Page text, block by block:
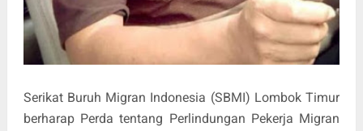
Serikat Buruh Migran Indonesia (SBMI) Lombok Timur
berharap Perda tentang Perlindungan Pekerja Migran